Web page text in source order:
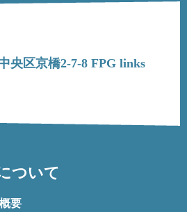
央区京橋2-7-8 FPG links
ついて
要